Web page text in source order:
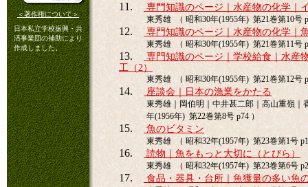
＜著作権について＞
日本私立学校振興・共
済事業団の補助により
作成しました。
11. 専門知識のページ｜水産物の化学｜
東秀雄 （ 昭和30年(1955年) 第21巻第10号
12. 専門知識のページ｜水産物の化学｜
東秀雄 （ 昭和30年(1955年) 第21巻第11号
13.
専門知識のページ｜学校給食｜水産
工（2）
東秀雄 （ 昭和30年(1955年) 第21巻第12号
14. 座談会｜日本の漁業をかたる
東秀雄｜岡伯明｜中井甚二郎｜高山重嶺｜
年(1956年) 第22巻第8号 p74 ）
15. 魚のビタミン
東秀雄 （ 昭和32年(1957年) 第23巻第1号
16. 読物｜魚をもっと大切に（とびら）
東秀雄 （ 昭和32年(1957年) 第23巻第6号
17. 食品・器具・台所｜魚獲量の多い魚